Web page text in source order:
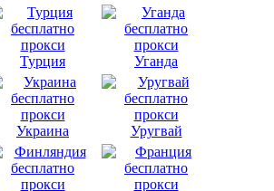
Турция Уганда
Украина Уругвай